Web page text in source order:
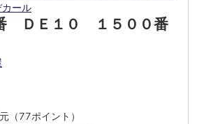
ール
ＤＥ１０ １５００番
（77ポイント）